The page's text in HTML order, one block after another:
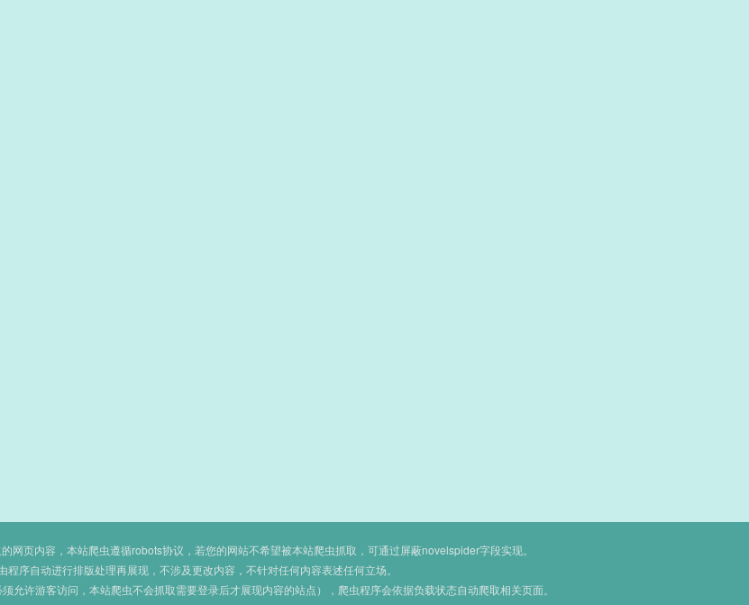
网页内容，本站爬虫遵循robots协议，若您的网站不希望被本站爬虫抓取，可通过屏蔽novelspider字段实现。
程序自动进行排版处理再展现，不涉及更改内容，不针对任何内容表述任何立场。
允许游客访问，本站爬虫不会抓取需要登录后才展现内容的站点），爬虫程序会依据负载状态自动爬取相关页面。